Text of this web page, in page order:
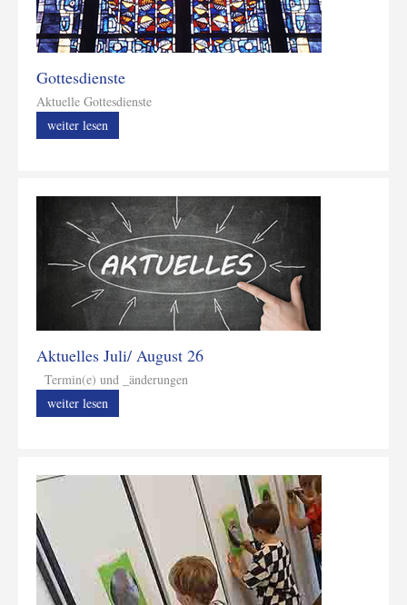
Gottesdienste
Aktuelle Gottesdienste
weiter lesen
Aktuelles Juli/ August 26
Termin(e) und _änderungen
weiter lesen